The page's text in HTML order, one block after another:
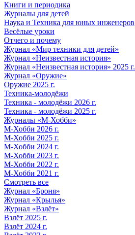
Книги и периодика
Журналы для детей
Наука и Техника для юных инженеров
Весёлые уроки
Отчего и почему
Журнал «Мир техники для детей»
Журнал «Неизвестная история»
Журнал «Неизвестная история» 2025 г.
Журнал «Оружие»
Оружие 2025 г.
Техника-молодёжи
Техника - молодёжи 2026 г.
Техника - молодёжи 2025 г.
Журналы «М-Хобби»
М-Хобби 2026 г.
М-Хобби 2025 г.
М-Хобби 2024 г.
М-Хобби 2023 г.
М-Хобби 2022 г.
М-Хобби 2021 г.
Смотреть все
Журнал «Броня»
Журнал «Крылья»
Журнал «Взлёт»
Взлёт 2025 г.
Взлёт 2024 г.